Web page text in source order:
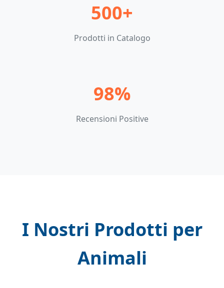
500+
Prodotti in Catalogo
98%
Recensioni Positive
I Nostri Prodotti per
Animali